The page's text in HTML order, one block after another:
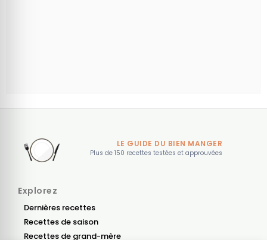
LE GUIDE DU BIEN MANGER
Plus de 150 recettes testées et approuvées
Explorez
Dernières recettes
Recettes de saison
Recettes de grand-mère